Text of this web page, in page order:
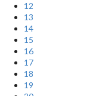
12
13
14
15
16
17
18
19